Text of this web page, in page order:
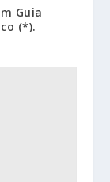
Guia
(*).